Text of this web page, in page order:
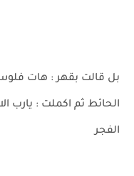
بل قالت بقهر : هات
الحائط ثم اكملت : يارب
الفجر